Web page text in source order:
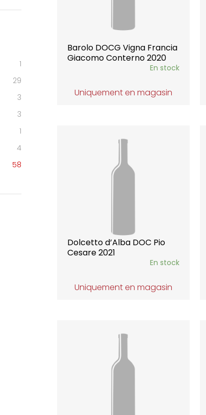
Barolo DOCG Vigna Francia
Giacomo Conterno 2020
En stock
Uniquement en magasin
Dolcetto d’Alba DOC Pio
Cesare 2021
En stock
Uniquement en magasin
1
29
3
3
1
4
58